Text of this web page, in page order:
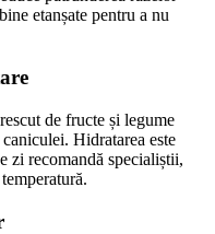
etanșate pentru a nu
de fructe și legume
Hidratarea este
zi recomandă specialiștii,